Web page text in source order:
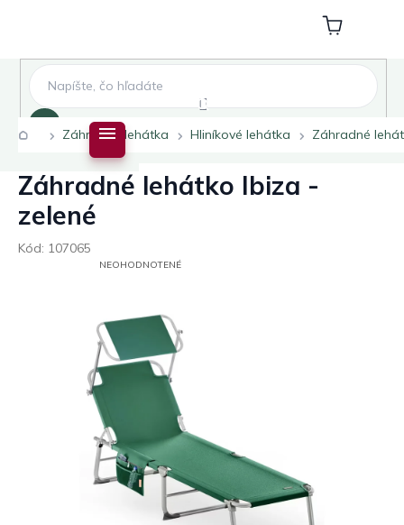
Nákupný
košík
DomovZáhradné lehátka Hliníkové lehátka Záhradné
Záhradné lehátko Ibiza -
zelené
Kód: 107065
PRIEMERNÉ
HVIEZDIČIEK.
NEOHODNOTENÉ